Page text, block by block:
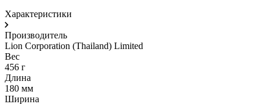
Характеристики
Производитель
Lion Corporation (Thailand) Limited
Вес
456 г
Длина
180 мм
Ширина